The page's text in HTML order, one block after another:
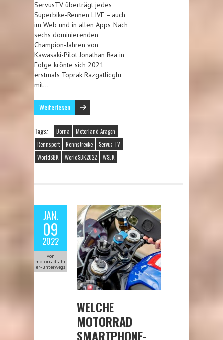
ServusTV überträgt jedes
Superbike-Rennen LIVE – auch
im Web und in allen Apps. Nach
sechs dominierenden
Champion-Jahren von
Kawasaki-Pilot Jonathan Rea in
Folge krönte sich 2021
erstmals Toprak Razgatlioglu
mit…
Weiterlesen
Tags: Dorna
Motorland Aragon
Rennsport
Rennstrecke
Servus TV
WorldSBK
WorldSBK2022 WSBK
JAN.
09
2022
von
motorradfahr
er-unterwegs
WELCHE
MOTORRAD
SMARTPHONE-